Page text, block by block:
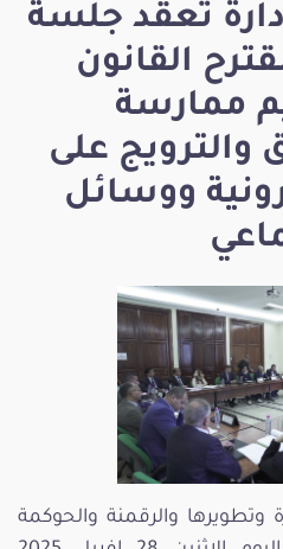
تعقد جلسة
القانون
ممارسة
على
ووسائل
وتطويرها والرقمنة والحوكمة